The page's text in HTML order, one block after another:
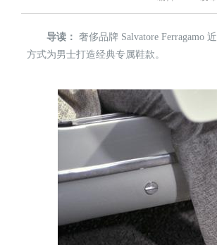
导读： 奢侈品牌 Salvatore Ferragamo
方式为男士打造经典专属鞋款。